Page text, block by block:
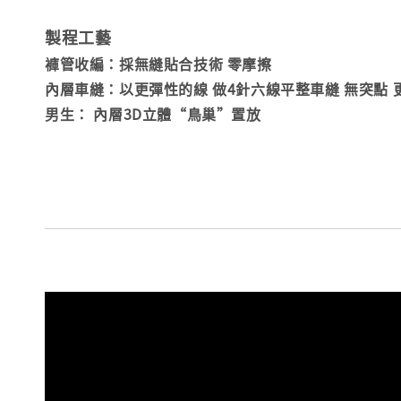
製程工藝
褲管收編：採無縫貼合技術 零摩擦
內層車縫：以更彈性的線 做4針六線平整車縫 無突點
男生： 內層3D立體“鳥巢”置放